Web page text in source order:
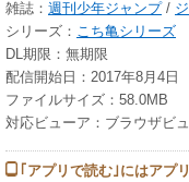
雑誌： 週刊少年ジャンプ/
シリーズ： こち亀シリーズ
DL期限：無期限
配信開始日：2017年8月4日
ファイルサイズ：58.0MB
対応ビューア：ブラウザビ
｢アプリで読む｣にはアプ